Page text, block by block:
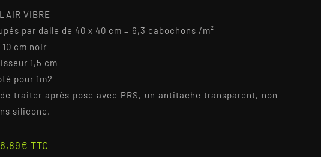
VIBRE
par dalle de 40 x 40 cm = 6,3 cabochons /m²
10 cm noir
1,5 cm
pour 1m2
traiter après pose avec PRS, un antitache transparent, non
silicone.
€ TTC